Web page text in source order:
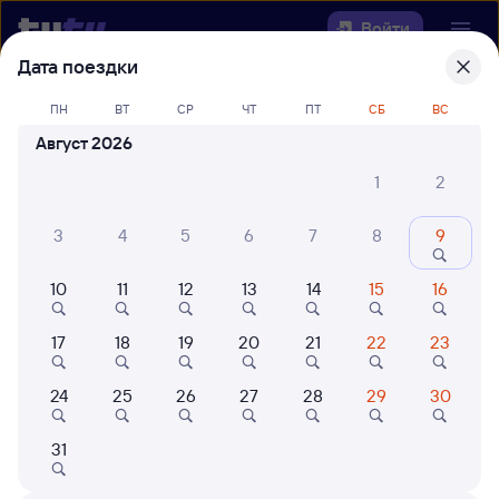
Войти
Выберите день, чтобы найтиж/д
билеты Залари — Ручей
Куда
Когда
Кто едет
Найти поезда
Дата поездки
ПН ВТ СР ЧТ ПТ СБ ВС
Август 2026
1
2
3 4 5 6 7 8 9
10 11 12 13 14 15 16
17 18 19 20 21 22 23
24 25 26 27 28 29 30
31